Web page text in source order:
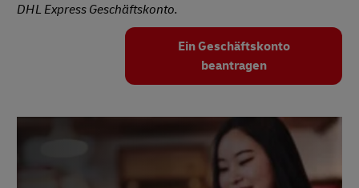
DHL Express Geschäftskonto.
Ein Geschäftskonto
beantragen